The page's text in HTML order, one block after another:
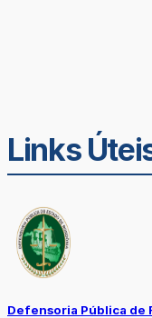
Links
Defensoria Pública de